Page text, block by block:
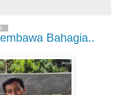
Bahagia..